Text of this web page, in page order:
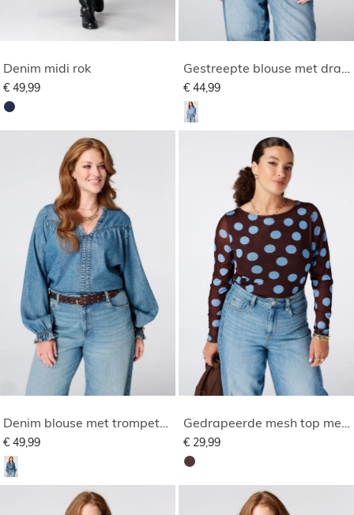
Denim midi rok
€ 49,99 € 44,99
€ 49,99 € 29,99